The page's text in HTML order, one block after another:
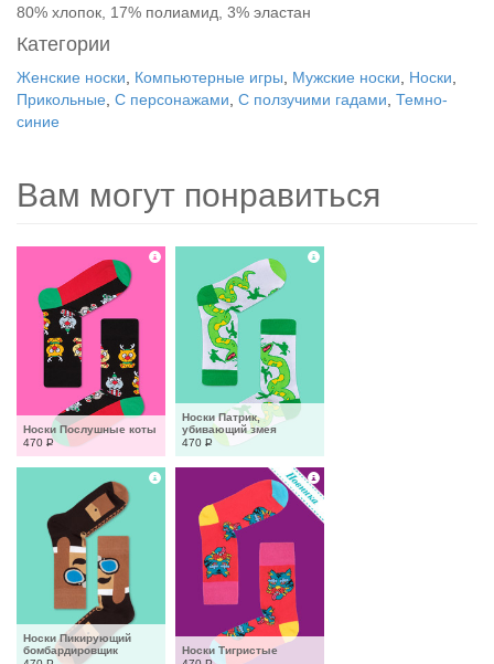
80% хлопок, 17% полиамид, 3% эластан
Категории
Женские носки Компьютерные игры Мужские носки Носки
Прикольные С персонажами С ползучими гадами Темно-
синие
Вам могут понравиться
Носки Послушные коты
470 Р
Носки Патрик,
убивающий змея
470 Р
Носки Пикирующий
бомбардировщик
Носки Тигристые